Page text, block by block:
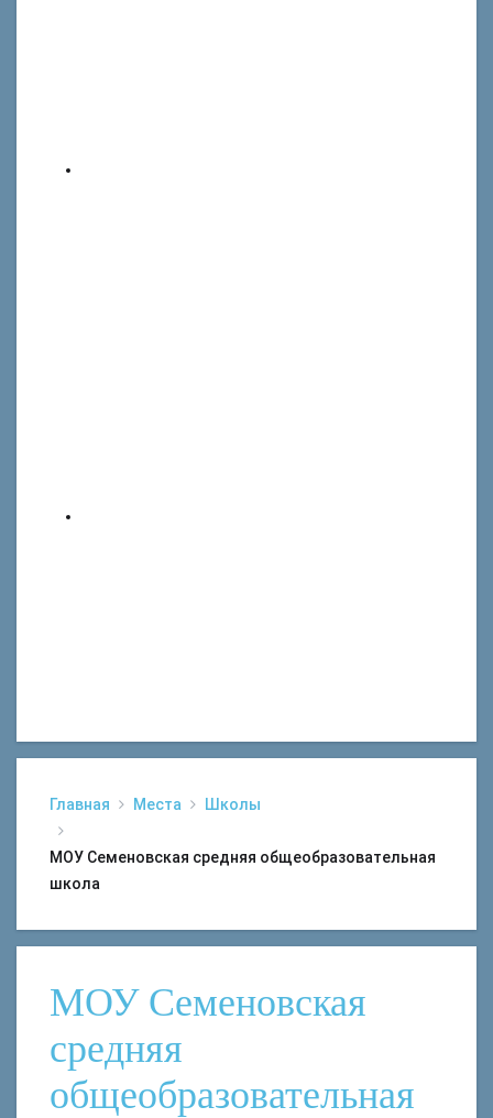
Главная Места Школы
МОУ Семеновская средняя общеобразовательная
школа
МОУ Семеновская
средняя
общеобразовательная